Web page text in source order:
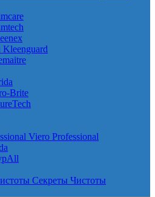
Kleenguard
Brite
Viero Professional
Секреты Чистоты